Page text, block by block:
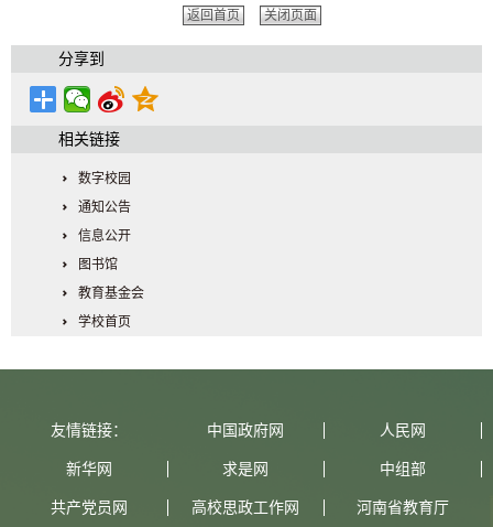
返回首页 关闭页面
分享到
相关链接
数字校园
通知公告
信息公开
图书馆
教育基金会
学校首页
友情链接： 中国政府网 人民网
新华网 求是网 中组部
共产党员网 高校思政工作网 河南省教育厅